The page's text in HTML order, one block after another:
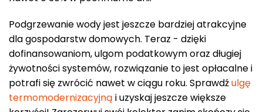
Podgrzewanie wody jest jeszcze bardziej atrakcyjne
dla gospodarstw domowych. Teraz - dzięki
dofinansowaniom, ulgom podatkowym oraz długiej
żywotności systemów, rozwiązanie to jest opłacalne i
potrafi się zwrócić nawet w ciągu roku. Sprawdźulgę
termomodernizacyjną i uzyskaj jeszcze większe